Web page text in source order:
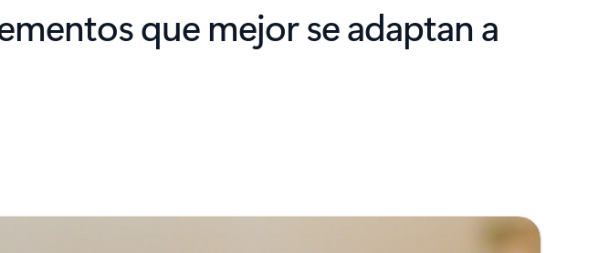
que mejor se adaptan a